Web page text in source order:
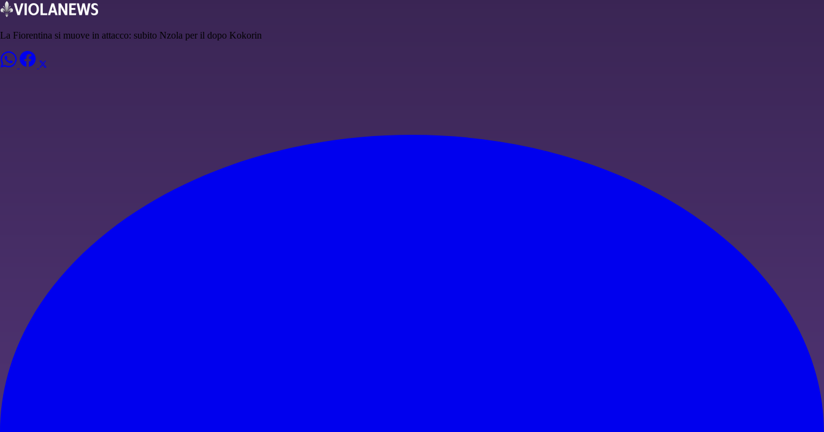
La Fiorentina si muove in attacco: subito Nzola per il dopo Kokorin